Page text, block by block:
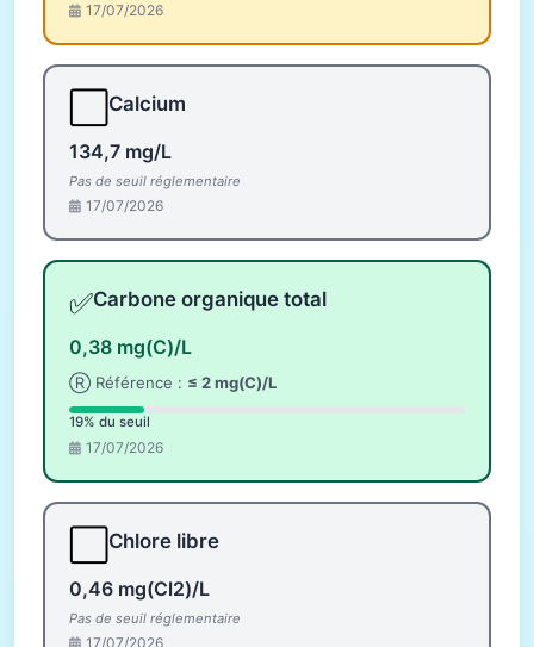
17/07/2026
Calcium
134,7 mg/L
Pas de seuil réglementaire
17/07/2026
✅Carbone organique total
0,38 mg(C)/L
Ⓡ Référence : ≤ 2 mg(C)/L
19% du seuil
17/07/2026
Chlore libre
0,46 mg(Cl2)/L
Pas de seuil réglementaire
17/07/2026